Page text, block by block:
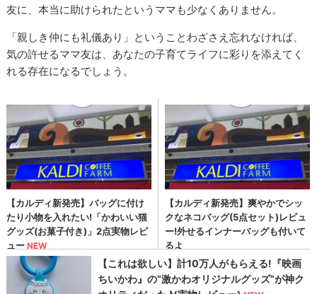
友に、本当に助けられたというママも少なくありません。
「親しき仲にも礼儀あり」ということわざさえ忘れなければ、
気の許せるママ友は、あなたの子育てライフに彩りを添えてく
れる存在になるでしょう。